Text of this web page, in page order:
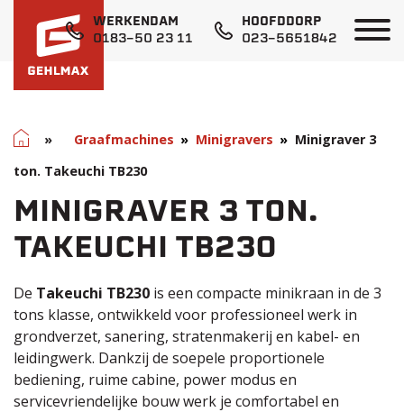
WERKENDAM
0183-50 23 11
HOOFDDORP
023-5651842
Home
» Graafmachines Minigravers
Minigraver 3
ton. Takeuchi TB230
MINIGRAVER 3 TON.
TAKEUCHI TB230
De Takeuchi TB230 is een compacte minikraan in de 3
tons klasse, ontwikkeld voor professioneel werk in
grondverzet, sanering, stratenmakerij en kabel- en
leidingwerk. Dankzij de soepele proportionele
bediening, ruime cabine, power modus en
servicevriendelijke bouw werk je comfortabel en